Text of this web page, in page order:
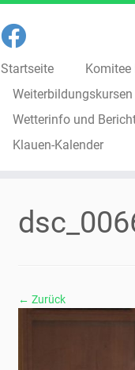
Startseite Komitee
Weiterbildungskursen
Wetterinfo und
Klauen-Kalender
← Zurück